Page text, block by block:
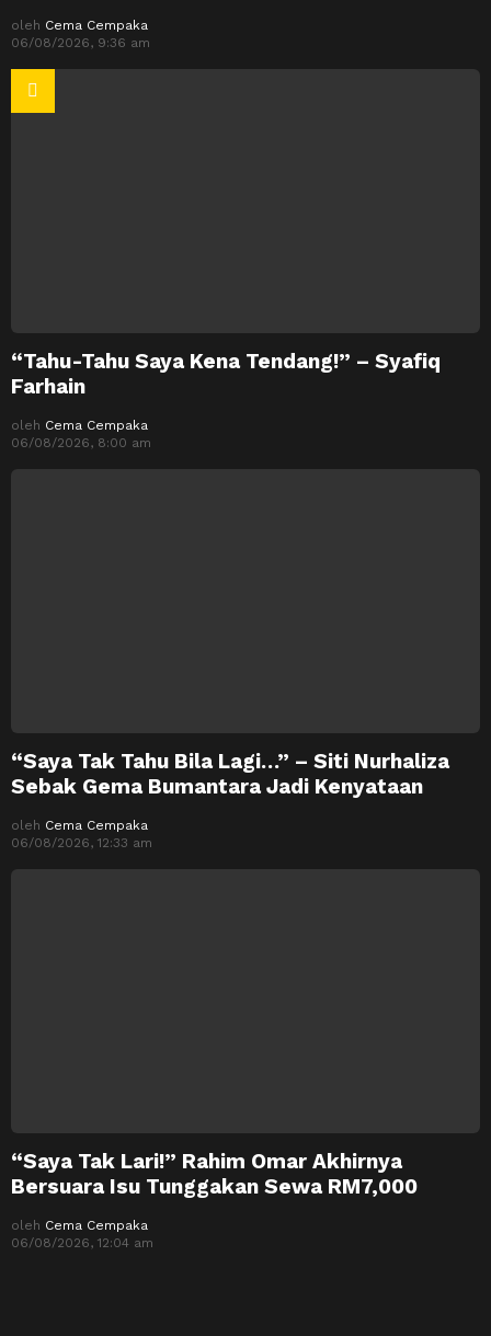
oleh Cema Cempaka
06/08/2026, 9:36 am
“Tahu-Tahu Saya Kena Tendang!” – Syafiq
Farhain
oleh Cema Cempaka
06/08/2026, 8:00 am
“Saya Tak Tahu Bila Lagi…” – Siti Nurhaliza
Sebak Gema Bumantara Jadi Kenyataan
oleh Cema Cempaka
06/08/2026, 12:33 am
“Saya Tak Lari!” Rahim Omar Akhirnya
Bersuara Isu Tunggakan Sewa RM7,000
oleh Cema Cempaka
06/08/2026, 12:04 am